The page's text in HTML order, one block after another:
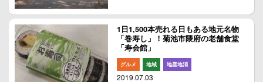
1日1,500本売れる日もある地元名物
「巻寿し」！菊池市隈府の老舗食堂
「寿会館」
グルメ 地域 地産地消
2019.07.03